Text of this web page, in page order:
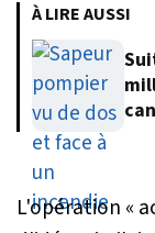
À LIRE AUSSI
L'opération «